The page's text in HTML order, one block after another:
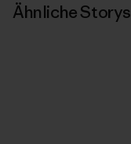
Ähnliche Storys